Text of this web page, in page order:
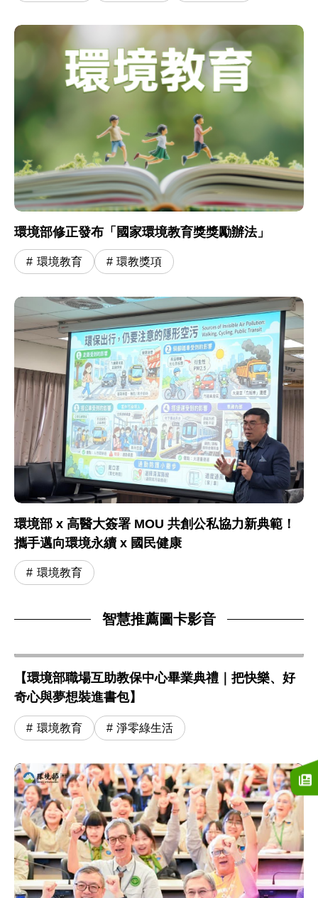
環境部修正發布「國家環境教育獎獎勵辦法」
環境教育 環教獎項
環境部 x 高醫大簽署 MOU 共創公私協力新典範！
攜手邁向環境永續 x 國民健康
環境教育
智慧推薦圖卡影音
【環境部職場互助教保中心畢業典禮｜把快樂、好
奇心與夢想裝進書包】
環境教育 淨零綠生活